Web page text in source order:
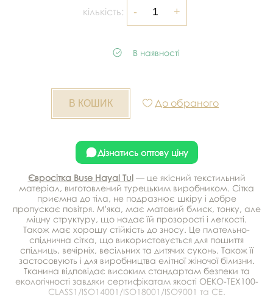
кількість:
В наявності
До обраного
Дізнатись оптову ціну
Євросітка Buse Hayal Tul— це якісний текстильний
матеріал, виготовлений турецьким виробником. Сітка
приємна до тіла, не подразнює шкіру і добре
пропускає повітря. М'яка, має матовий блиск, тонку, але
міцну структуру, що надає їй прозорості і легкості.
Також має хорошу стійкість до зносу. Це плательно-
спіднична сітка, що використовується для пошиття
спідниць, вечірніх, весільних та дитячих суконь. Також її
застосовують і для виробництва елітної жіночої білизни.
Тканина відповідає високим стандартам безпеки та
екологічності завдяки сертифікатам якості OEKO-TEX100-
CLASS1/ISO14001/ISO18001/ISO9001 та CE.